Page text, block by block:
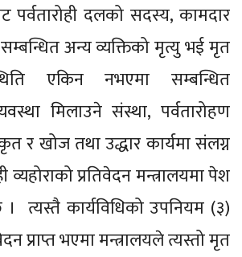
पर्वतारोही दलको सदस्य, कामदार
सम्बन्धित अन्य व्यक्तिको मृत्यु भई मृत
एकिन नभएमा सम्बन्धित
मिलाउने संस्था, पर्वतारोहण
र खोज तथा उद्धार कार्यमा संलग्न
व्यहोराको प्रतिवेदन मन्त्रालयमा पेश
त्यस्तै कार्यविधिको उपनियम (३)
प्राप्त भएमा मन्त्रालयले त्यस्तो मृत